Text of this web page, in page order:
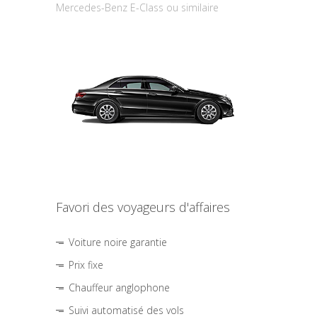
Mercedes-Benz E-Class ou similaire
Favori des voyageurs d'affaires
Voiture noire garantie
Prix fixe
Chauffeur anglophone
Suivi automatisé des vols